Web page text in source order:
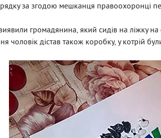
за згодою мешканця правоохоронці
громадянина, який сидів на ліжку
чоловік дістав також коробку, у котрій